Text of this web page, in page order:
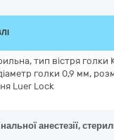
тип вістря голки
голки 0,9 мм,
Luer Lock
анестезії,